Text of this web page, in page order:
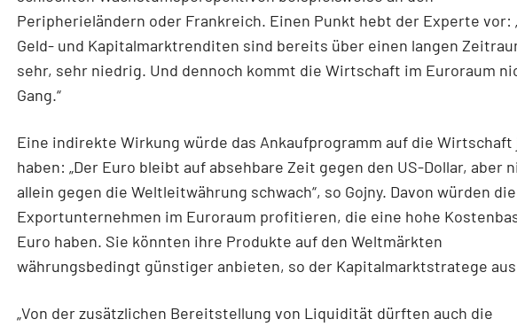
Peripherieländern oder Frankreich. Einen Punkt hebt der Experte vor:
Geld- und Kapitalmarktrenditen sind bereits über einen langen
sehr, sehr niedrig. Und dennoch kommt die Wirtschaft im Euroraum
Gang.“
Eine indirekte Wirkung würde das Ankaufprogramm auf die Wirtschaft
haben: „Der Euro bleibt auf absehbare Zeit gegen den US-Dollar, aber
allein gegen die Weltleitwährung schwach“, so Gojny. Davon würden die
Exportunternehmen im Euroraum profitieren, die eine hohe
Euro haben. Sie könnten ihre Produkte auf den Weltmärkten
währungsbedingt günstiger anbieten, so der Kapitalmarktstratege
„Von der zusätzlichen Bereitstellung von Liquidität dürften auch die